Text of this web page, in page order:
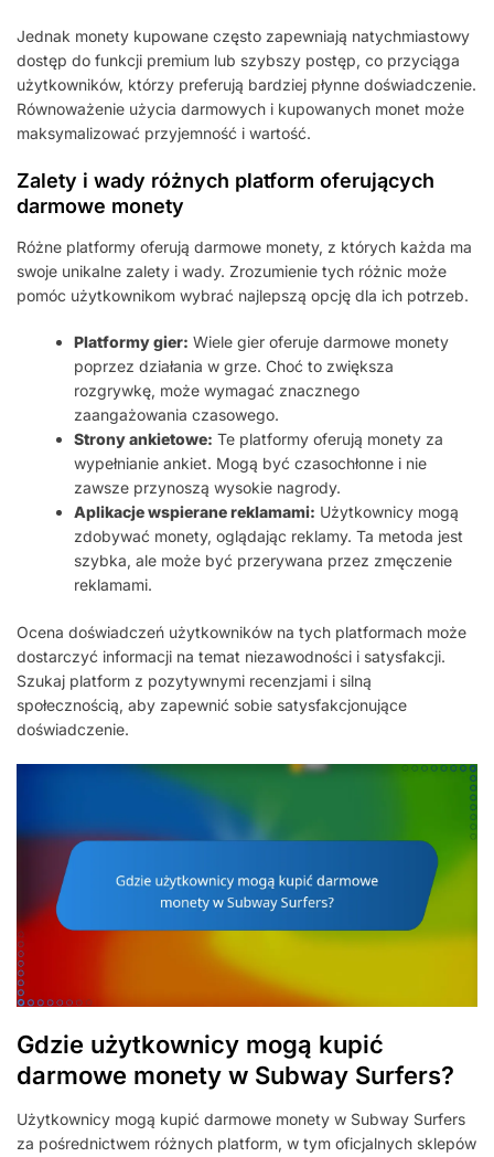
Jednak monety kupowane często zapewniają natychmiastowy
dostęp do funkcji premium lub szybszy postęp, co przyciąga
użytkowników, którzy preferują bardziej płynne doświadczenie.
Równoważenie użycia darmowych i kupowanych monet może
maksymalizować przyjemność i wartość.
Zalety i wady różnych platform oferujących
darmowe monety
Różne platformy oferują darmowe monety, z których każda ma
swoje unikalne zalety i wady. Zrozumienie tych różnic może
pomóc użytkownikom wybrać najlepszą opcję dla ich potrzeb.
Platformy gier: Wiele gier oferuje darmowe monety
poprzez działania w grze. Choć to zwiększa
rozgrywkę, może wymagać znacznego
zaangażowania czasowego.
Strony ankietowe: Te platformy oferują monety za
wypełnianie ankiet. Mogą być czasochłonne i nie
zawsze przynoszą wysokie nagrody.
Aplikacje wspierane reklamami: Użytkownicy mogą
zdobywać monety, oglądając reklamy. Ta metoda jest
szybka, ale może być przerywana przez zmęczenie
reklamami.
Ocena doświadczeń użytkowników na tych platformach może
dostarczyć informacji na temat niezawodności i satysfakcji.
Szukaj platform z pozytywnymi recenzjami i silną
społecznością, aby zapewnić sobie satysfakcjonujące
doświadczenie.
Gdzie użytkownicy mogą kupić
darmowe monety w Subway Surfers?
Użytkownicy mogą kupić darmowe monety w Subway Surfers
za pośrednictwem różnych platform, w tym oficjalnych sklepów